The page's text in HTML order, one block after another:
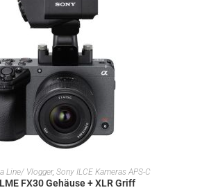
IN DEN WARENKORB
Line/ Vlogger, Sony ILCE Kameras APS-C
FX30 Gehäuse + XLR Griff